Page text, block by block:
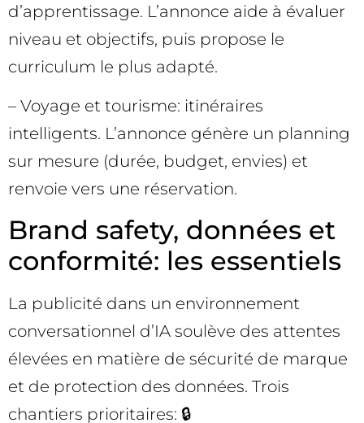
d’apprentissage. L’annonce aide à évaluer
niveau et objectifs, puis propose le
curriculum le plus adapté.
– Voyage et tourisme: itinéraires
intelligents. L’annonce génère un planning
sur mesure (durée, budget, envies) et
renvoie vers une réservation.
Brand safety, données et
conformité: les essentiels
La publicité dans un environnement
conversationnel d’IA soulève des attentes
élevées en matière de sécurité de marque
et de protection des données. Trois
chantiers prioritaires: 🔒